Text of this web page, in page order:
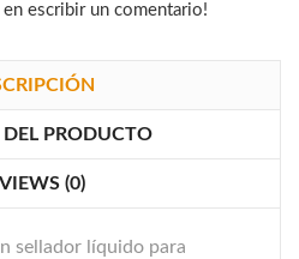
en escribir un comentario!
DEL PRODUCTO
(0)
sellador líquido para